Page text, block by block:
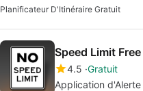
Planificateur D'Itinéraire Gratuit
Speed Limit Free
4.5 Gratuit
Application